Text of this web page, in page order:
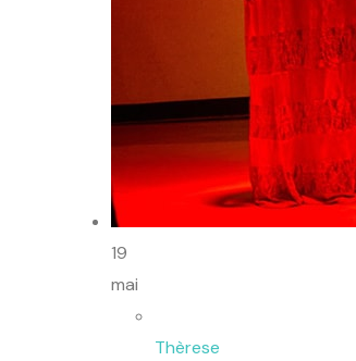
19
mai
Thèrese